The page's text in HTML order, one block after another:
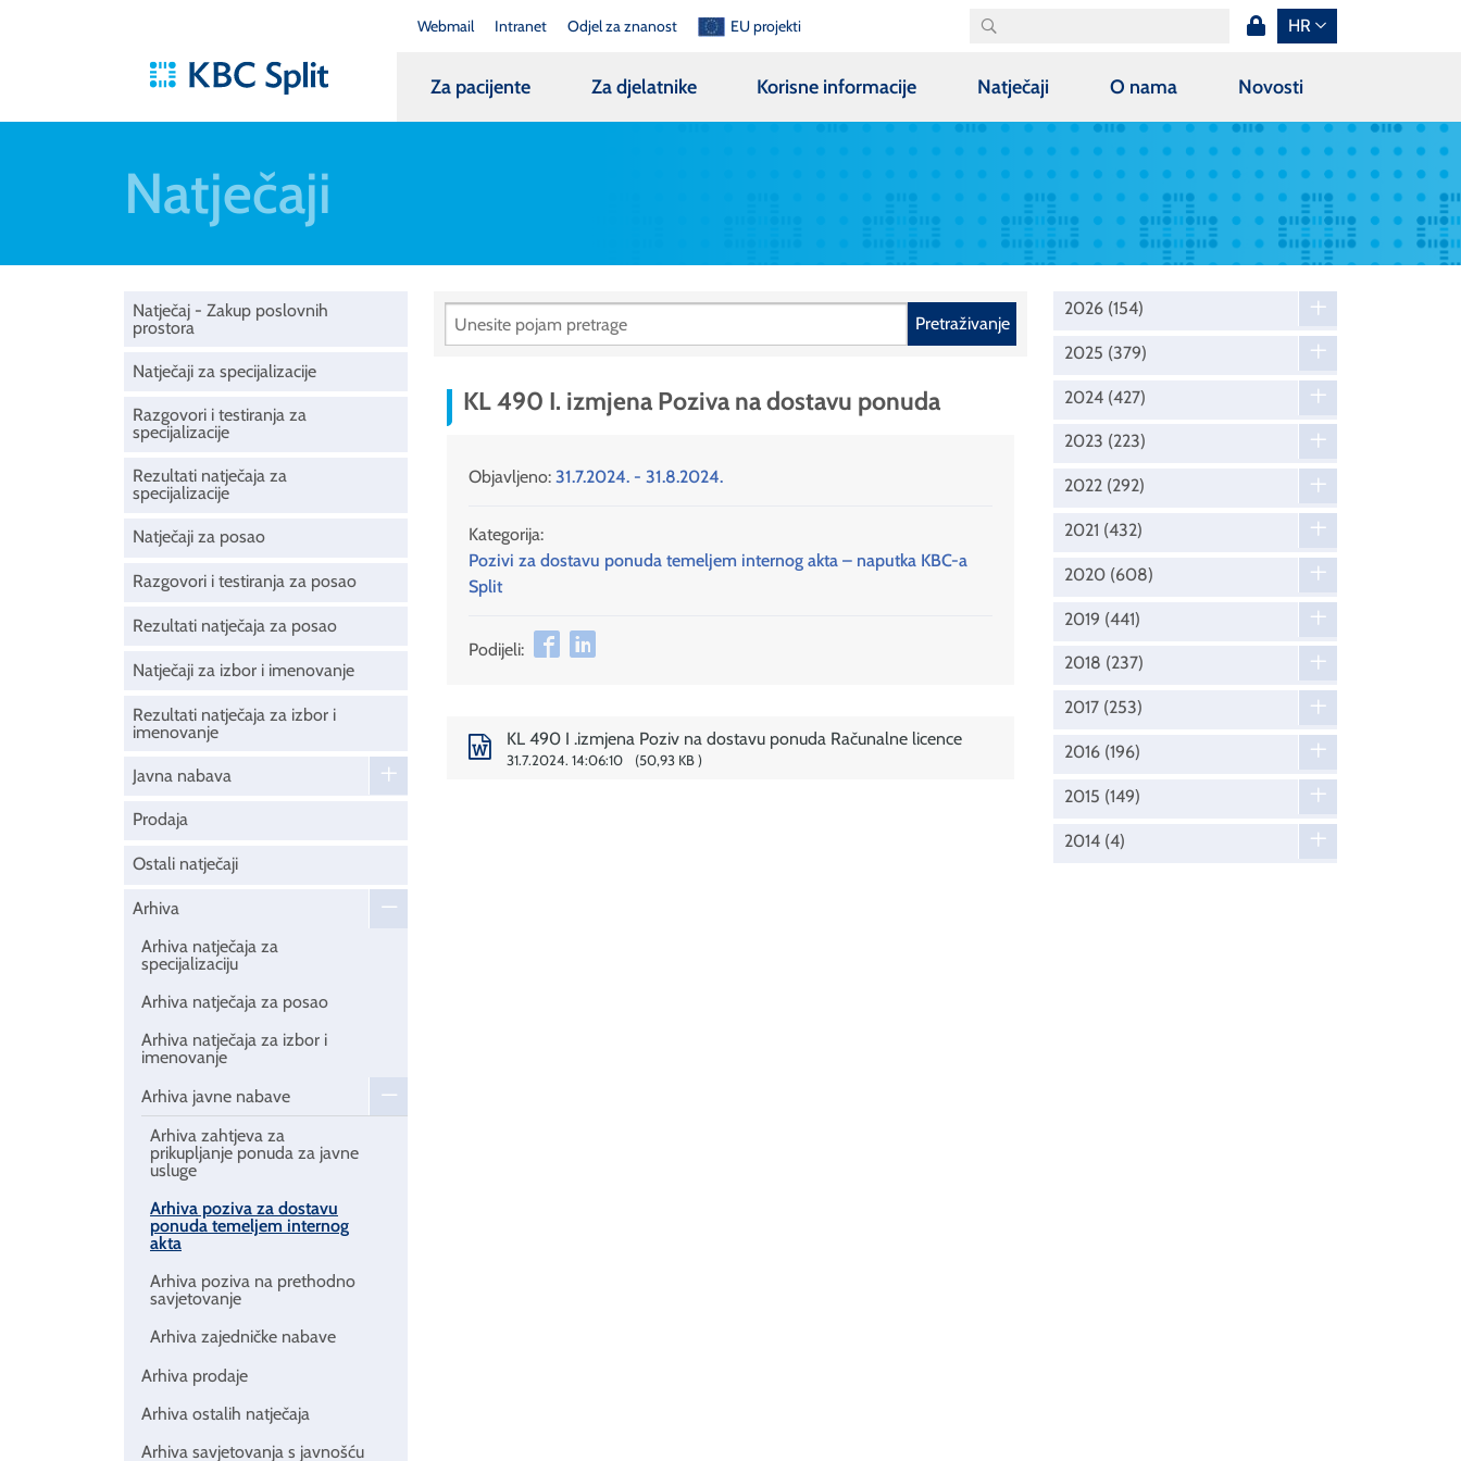
Webmail Intranet Odjel za znanost EU projekti HR
Za pacijente Za djelatnike Korisne informacije Natječaji O nama Novosti
Natječaji
Natječaj - Zakup poslovnih
prostora
Natječaji za specijalizacije
Razgovori i testiranja za
specijalizacije
Rezultati natječaja za
specijalizacije
Natječaji za posao
Razgovori i testiranja za posao
Rezultati natječaja za posao
Natječaji za izbor i imenovanje
Rezultati natječaja za izbor i
imenovanje
Javna nabava
Prodaja
Ostali natječaji
Arhiva
Arhiva natječaja za
specijalizaciju
Arhiva natječaja za posao
Arhiva natječaja za izbor i
imenovanje
Arhiva javne nabave
Arhiva zahtjeva za
prikupljanje ponuda za javne
usluge
Arhiva poziva za dostavu
ponuda temeljem internog
akta
Arhiva poziva na prethodno
savjetovanje
Arhiva zajedničke nabave
Arhiva prodaje
Arhiva ostalih natječaja
Arhiva savjetovanja s javnošću
Pretraživanje
KL 490 I. izmjena Poziva na dostavu ponuda
Objavljeno: 31.7.2024. - 31.8.2024.
Kategorija:
Pozivi za dostavu ponuda temeljem internog akta – naputka KBC-a
Split
Podijeli:
KL 490 I .izmjena Poziv na dostavu ponuda Računalne licence
31.7.2024. 14:06:10 50,93 KB
2026 (154)
2025 (379)
2024 (427)
2023 (223)
2022 (292)
2021 (432)
2020 (608)
2019 (441)
2018 (237)
2017 (253)
2016 (196)
2015 (149)
2014 (4)